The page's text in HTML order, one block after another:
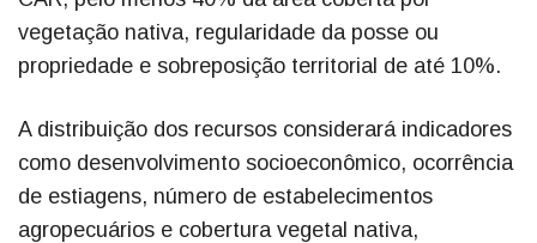
vegetação nativa, regularidade da posse ou
propriedade e sobreposição territorial de até 10%.
A distribuição dos recursos considerará indicadores
como desenvolvimento socioeconômico, ocorrência
de estiagens, número de estabelecimentos
agropecuários e cobertura vegetal nativa,